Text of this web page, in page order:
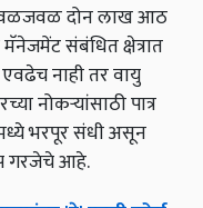
दोन लाख आठ
संबंधित क्षेत्रात
नाही तर वायु
नोकऱ्यांसाठी पात्र
भरपूर संधी असून
गरजेचे आहे.